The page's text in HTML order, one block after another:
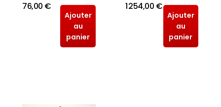
76,00 €
Ajouter
au
panier
1 254,00 €
Ajouter
au
panier